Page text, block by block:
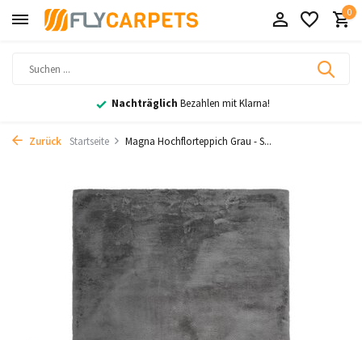
0
Nachträglich Bezahlen mit Klarna!
Zurück Startseite Magna Hochflorteppich Grau - S...